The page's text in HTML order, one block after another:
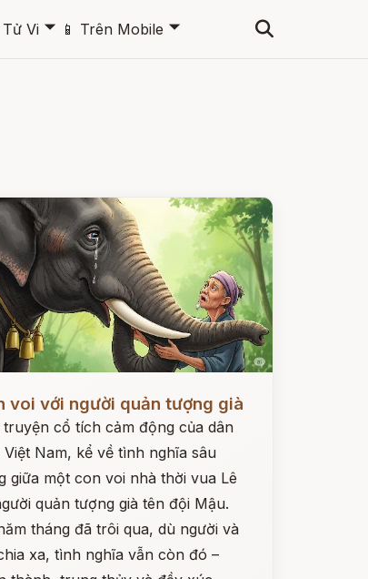
Tử Vi 🞃 📱 Trên Mobile 🞃
voi với người quản tượng già
truyện cổ tích cảm động của dân
Việt Nam, kể về tình nghĩa sâu
giữa một con voi nhà thời vua Lê
quản tượng già tên đội Mậu.
tháng đã trôi qua, dù người và
xa, tình nghĩa vẫn còn đó –